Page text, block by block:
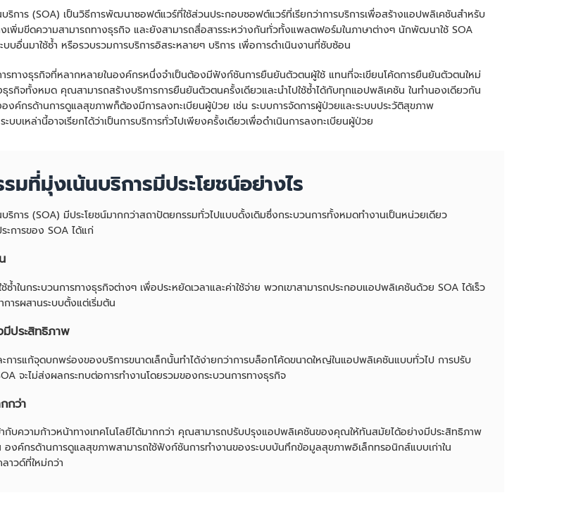
ริการ (SOA) เป็นวิธีการพัฒนาซอฟต์แวร์ที่ใช้ส่วนประกอบซอฟต์แวร์ที่เรียกว่าการบริการเพื่อสร้างแอปพลิเคชันสำหรับ
เพิ่มขีดความสามารถทางธุรกิจ และยังสามารถสื่อสารระหว่างกันทั่วทั้งแพลตฟอร์มในภาษาต่างๆ นักพัฒนาใช้ SOA
บบอื่นมาใช้ซ้ำ หรือรวบรวมการบริการอิสระหลายๆ บริการ เพื่อการดำเนินงานที่ซับซ้อน
รทางธุรกิจที่หลากหลายในองค์กรหนึ่งจำเป็นต้องมีฟังก์ชันการยืนยันตัวตนผู้ใช้ แทนที่จะเขียนโค้ดการยืนยันตัวตนใหม่
ธุรกิจทั้งหมด คุณสามารถสร้างบริการการยืนยันตัวตนครั้งเดียวและนำไปใช้ซ้ำได้กับทุกแอปพลิเคชัน ในทำนองเดียวกัน
งค์กรด้านการดูแลสุขภาพก็ต้องมีการลงทะเบียนผู้ป่วย เช่น ระบบการจัดการผู้ป่วยและระบบประวัติสุขภาพ
บบเหล่านี้อาจเรียกได้ว่าเป็นการบริการทั่วไปเพียงครั้งเดียวเพื่อดำเนินการลงทะเบียนผู้ป่วย
มที่มุ่งเน้นบริการมีประโยชน์อย่างไร
ริการ (SOA) มีประโยชน์มากกว่าสถาปัตยกรรมทั่วไปแบบดั้งเดิมซึ่งกระบวนการทั้งหมดทำงานเป็นหน่วยเดียว
ะการของ SOA ได้แก่
ำในกระบวนการทางธุรกิจต่างๆ เพื่อประหยัดเวลาและค่าใช้จ่าย พวกเขาสามารถประกอบแอปพลิเคชันด้วย SOA ได้เร็ว
การผสานระบบตั้งแต่เริ่มต้น
มีประสิทธิภาพ
ะการแก้จุดบกพร่องของบริการขนาดเล็กนั้นทำได้ง่ายกว่าการบล็อกโค้ดขนาดใหญ่ในแอปพลิเคชันแบบทั่วไป การปรับ
จะไม่ส่งผลกระทบต่อการทำงานโดยรวมของกระบวนการทางธุรกิจ
กว่า
ากับความก้าวหน้าทางเทคโนโลยีได้มากกว่า คุณสามารถปรับปรุงแอปพลิเคชันของคุณให้ทันสมัยได้อย่างมีประสิทธิภาพ
องค์กรด้านการดูแลสุขภาพสามารถใช้ฟังก์ชันการทำงานของระบบบันทึกข้อมูลสุขภาพอิเล็กทรอนิกส์แบบเก่าใน
าวด์ที่ใหม่กว่า